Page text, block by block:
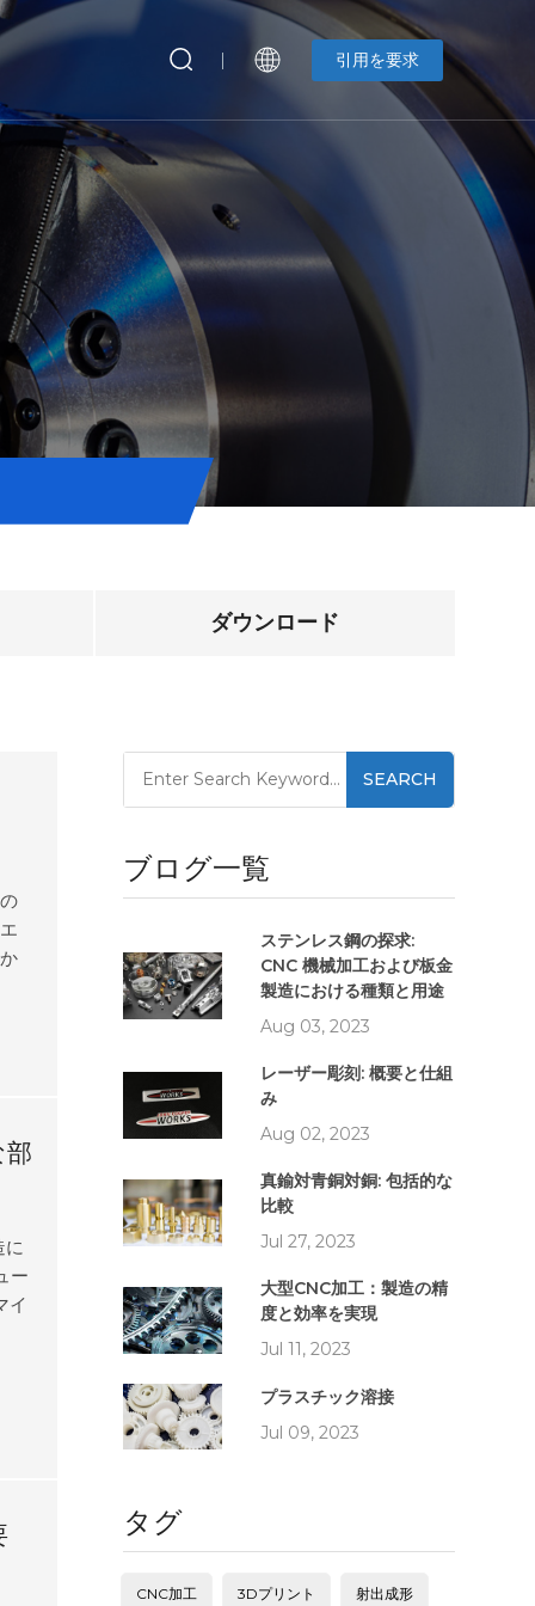
引用を要求
ダウンロード
ー
イ
SEARCH
ブログ一覧
ステンレス鋼の探求:
CNC 機械加工および板金
製造における種類と用途
Aug 03, 2023
レーザー彫刻: 概要と仕組
み
Aug 02, 2023
真鍮対青銅対銅: 包括的な
比較
Jul 27, 2023
大型CNC加工：製造の精
度と効率を実現
Jul 11, 2023
プラスチック溶接
Jul 09, 2023
タグ
CNC加工 3Dプリント 射出成形